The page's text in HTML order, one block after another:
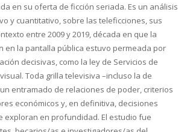
en su oferta de ficción seriada. Es un análisis
y cuantitativo, sobre las teleficciones, sus
entre 2009 y 2019, década en que la
en la pantalla pública estuvo permeada por
decisivas, como la ley de Servicios de
Toda grilla televisiva –incluso la de
entramado de relaciones de poder, criterios
económicos y, en definitiva, decisiones
exploran en profundidad. El estudio fue